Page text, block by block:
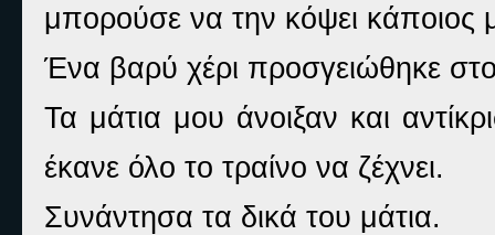
μπορούσε να την κόψει κάποιος
Ένα βαρύ χέρι προσγειώθηκε
Τα μάτια μου άνοιξαν και
έκανε όλο το τραίνο να ζέχνει.
Συνάντησα τα δικά του μάτια.